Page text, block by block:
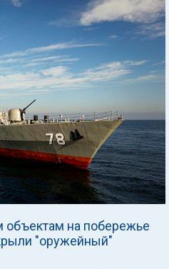
на побережье
"оружейный"